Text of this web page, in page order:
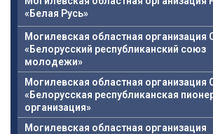
«Белая Русь»
Могилевская областная организация
«Белорусский республиканский союз
молодежи»
Могилевская областная организация
«Белорусская республиканская
организация»
Могилевская областная организация